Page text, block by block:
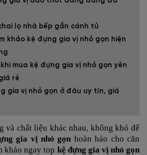
lọ nhà bếp gắn cánh tủ
khảo kệ đựng gia vị nhỏ gọn hiện
mua kệ đựng gia vị nhỏ gọn yên
rẻ
gia vị nhỏ gọn ở đâu uy tín, giá
và chất liệu khác nhau, không khó để
gia vị nhỏ gọn hoàn hảo cho căn
khảo ngay top kệ đựng gia vị nhỏ gọn